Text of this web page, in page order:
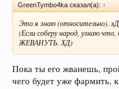
GreenTymbo4ka сказал(а): ↑
Это я знаю (относительно). хД
(Если соберу народ, узнаю
ЖЕВАНУТЬ. ХД)
Пока ты его жванешь,
чего будет уже фармить,